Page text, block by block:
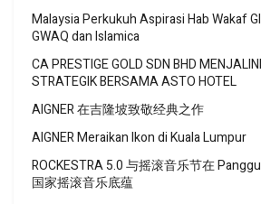
Malaysia Perkukuh Aspirasi Hab Wakaf
GWAQ dan Islamica
CA PRESTIGE GOLD SDN BHD
STRATEGIK BERSAMA ASTO HOTEL
AIGNER 在吉隆坡致敬经典之作
AIGNER Meraikan Ikon di Kuala Lumpur
ROCKESTRA 5.0 与摇滚音乐节在
国家摇滚音乐底蕴